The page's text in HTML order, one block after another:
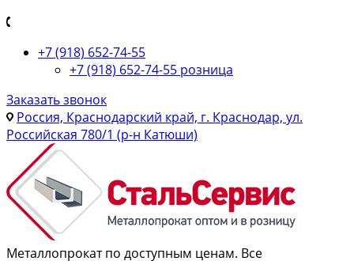
+7 (918) 652-74-55
+7 (918) 652-74-55 розница
Заказать звонок
Россия, Краснодарский край, г. Краснодар, ул.
Российская 780/1 (р-н Катюши)
Металлопрокат по доступным ценам. Все